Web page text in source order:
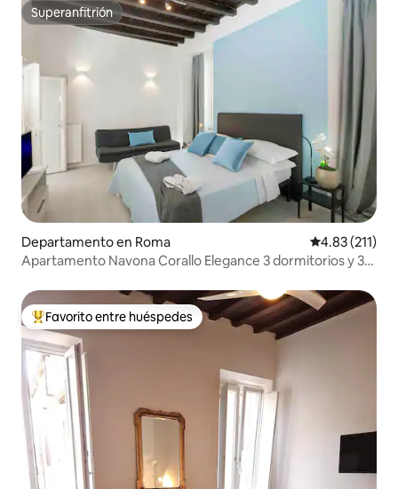
Superanfitrión
Superanfitrión
Departamento en Roma Calificación
4.83 (211)
Apartamento Navona Corallo Elegance 3 dormitorios y 3
De los mejores en Favorito entre huéspedes
Favorito entre huéspedes